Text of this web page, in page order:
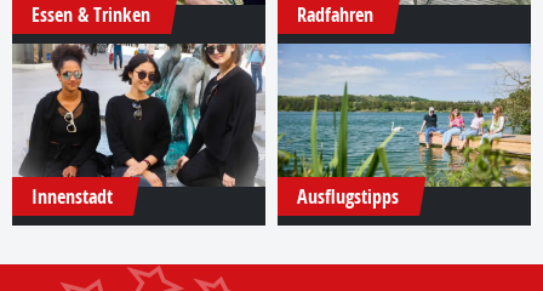
Essen & Trinken Radfahren
Innenstadt Ausflugstipps